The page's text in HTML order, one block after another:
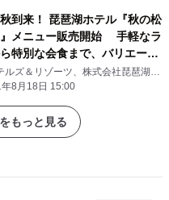
到来！ 琵琶湖ホテル『秋の松
メニュー販売開始 手軽なラ
特別な会食まで、バリエーシ
な松茸料理
ルズ＆リゾーツ、株式会社琵琶湖ホ
8月18日 15:00
もっと見る